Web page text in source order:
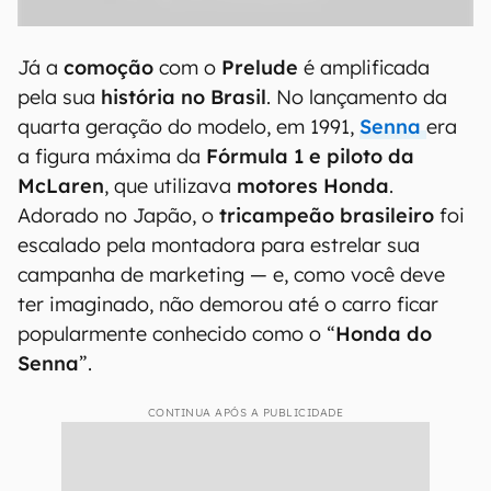
Já a comoção com o Prelude é amplificada
pela sua história no Brasil. No lançamento da
quarta geração do modelo, em 1991, Senna era
a figura máxima da Fórmula 1 e piloto da
McLaren, que utilizava motores Honda.
Adorado no Japão, o tricampeão brasileiro foi
escalado pela montadora para estrelar sua
campanha de marketing — e, como você deve
ter imaginado, não demorou até o carro ficar
popularmente conhecido como o “Honda do
Senna”.
CONTINUA APÓS A PUBLICIDADE